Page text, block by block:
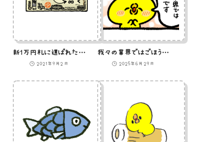
新1万円札に選ばれたひよこのイラスト
2021年9月2日
我々の業界ではごほうびなひよこ
2025年6月29日